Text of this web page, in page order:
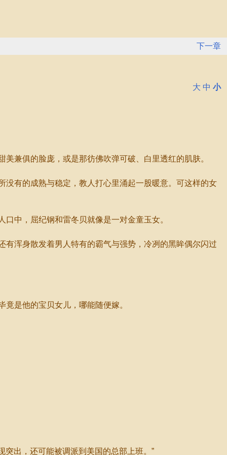
下一章
大 中 小
兼俱的脸庞，或是那彷佛吹弹可破、白里透红的肌肤。
有的成熟与稳定，教人打心里涌起一股暖意。可这样的女
中，屈纪钢和雷冬贝就像是一对金童玉女。
浑身散发着男人特有的霸气与强势，冷冽的黑眸偶尔闪过
是他的宝贝女儿，哪能随便嫁。
出，还可能被调派到美国的总部上班。”